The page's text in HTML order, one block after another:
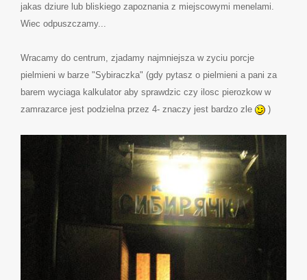
jakas dziure lub bliskiego zapoznania z miejscowymi menelami.
Wiec odpuszczamy...
Wracamy do centrum, zjadamy najmniejsza w zyciu porcje
pielmieni w barze "Sybiraczka" (gdy pytasz o pielmieni a pani za
barem wyciaga kalkulator aby sprawdzic czy ilosc pierozkow w
zamrazarce jest podzielna przez 4- znaczy jest bardzo zle
)